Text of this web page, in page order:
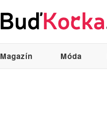
Magazín Móda